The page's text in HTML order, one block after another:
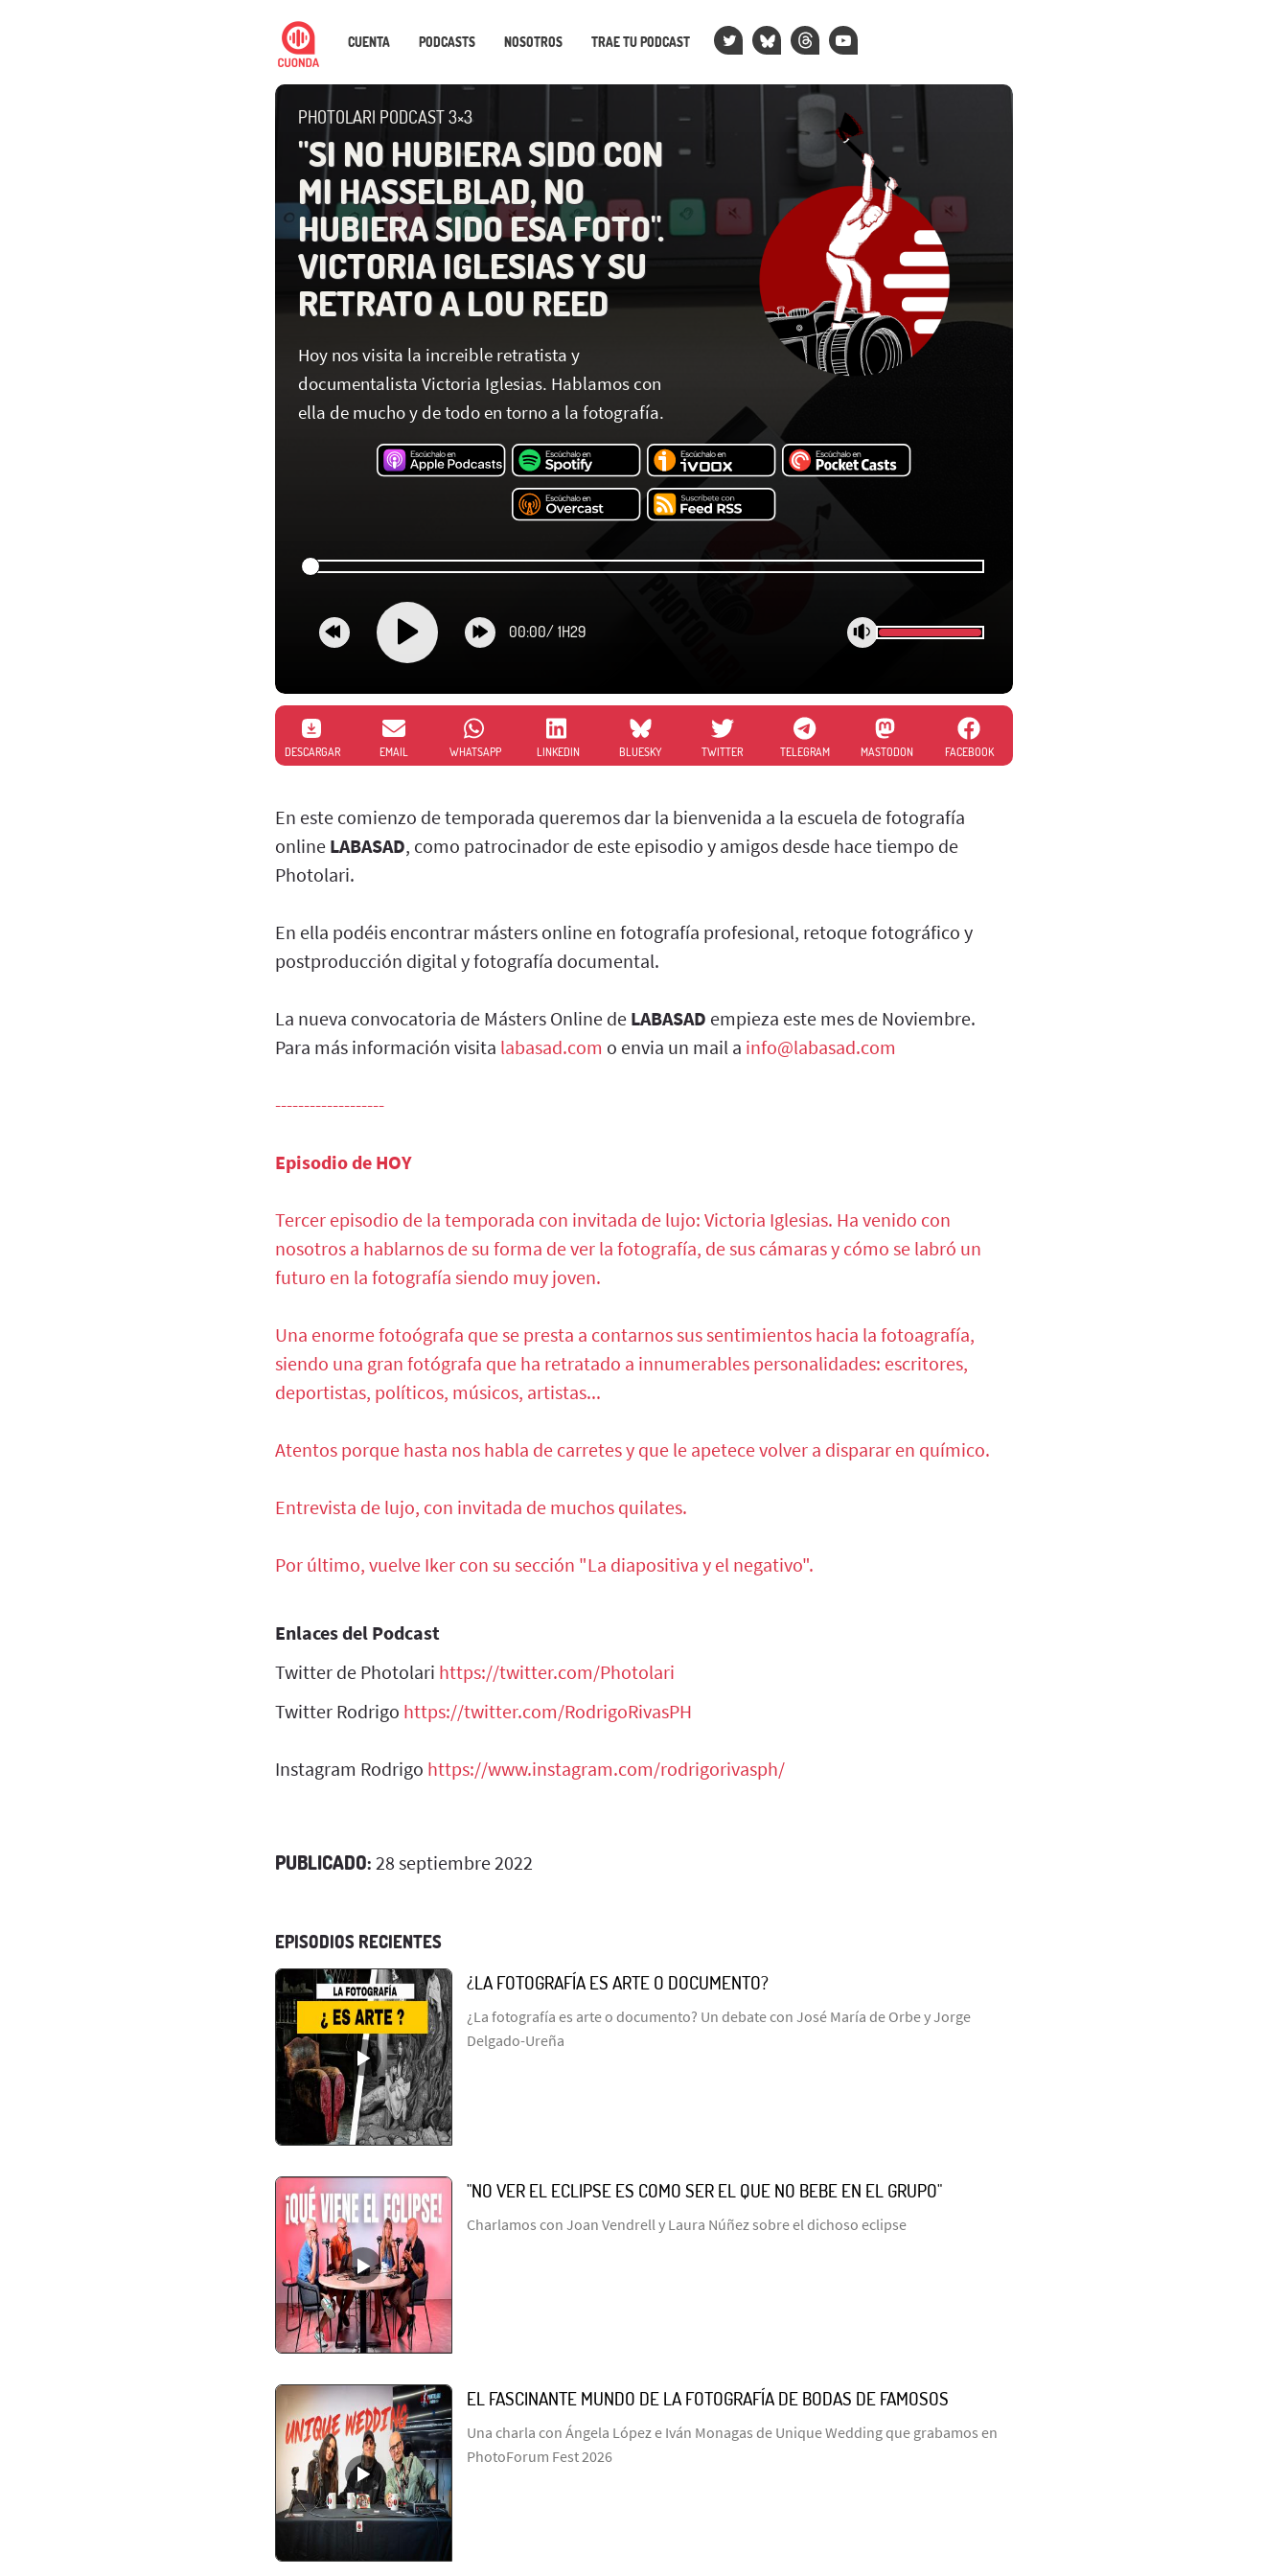
CUENTA PODCASTS NOSOTROS TRAE TU PODCAST
PHOTOLARI PODCAST 3×3
"SI NO HUBIERA SIDO CON
MI HASSELBLAD, NO
HUBIERA SIDO ESA FOTO".
VICTORIA IGLESIAS Y SU
RETRATO A LOU REED
Hoy nos visita la increible retratista y
documentalista Victoria Iglesias. Hablamos con
ella de mucho y de todo en torno a la fotografía.
00:00/ 1H29
DESCARGAR EMAIL WHATSAPP LINKEDIN BLUESKY TWITTER TELEGRAM MASTODON FACEBOOK
En este comienzo de temporada queremos dar la bienvenida a la escuela de fotografía
online LABASAD, como patrocinador de este episodio y amigos desde hace tiempo de
Photolari.
En ella podéis encontrar másters online en fotografía profesional, retoque fotográfico y
postproducción digital y fotografía documental.
La nueva convocatoria de Másters Online de LABASAD empieza este mes de Noviembre.
Para más información visita labasad.com o envia un mail a info@labasad.com
-------------------
Episodio de HOY
Tercer episodio de la temporada con invitada de lujo: Victoria Iglesias. Ha venido con
nosotros a hablarnos de su forma de ver la fotografía, de sus cámaras y cómo se labró un
futuro en la fotografía siendo muy joven.
Una enorme fotoógrafa que se presta a contarnos sus sentimientos hacia la fotoagrafía,
siendo una gran fotógrafa que ha retratado a innumerables personalidades: escritores,
deportistas, políticos, músicos, artistas...
Atentos porque hasta nos habla de carretes y que le apetece volver a disparar en químico.
Entrevista de lujo, con invitada de muchos quilates.
Por último, vuelve Iker con su sección "La diapositiva y el negativo".
Enlaces del Podcast
Twitter de Photolari https://twitter.com/Photolari
Twitter Rodrigo https://twitter.com/RodrigoRivasPH
Instagram Rodrigo https://www.instagram.com/rodrigorivasph/
PUBLICADO: 28 septiembre 2022
EPISODIOS RECIENTES
¿LA FOTOGRAFÍA ES ARTE O DOCUMENTO?
¿La fotografía es arte o documento? Un debate con José María de Orbe y Jorge
Delgado-Ureña
"NO VER EL ECLIPSE ES COMO SER EL QUE NO BEBE EN EL GRUPO"
Charlamos con Joan Vendrell y Laura Núñez sobre el dichoso eclipse
EL FASCINANTE MUNDO DE LA FOTOGRAFÍA DE BODAS DE FAMOSOS
Una charla con Ángela López e Iván Monagas de Unique Wedding que grabamos en
PhotoForum Fest 2026